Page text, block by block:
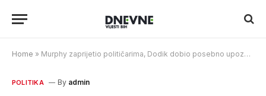
Home » Murphy zaprijetio političarima, Dodik dobio posebno upozorenje: “Nećemo dozvoliti da počnete novi rat!”
POLITIKA By admin